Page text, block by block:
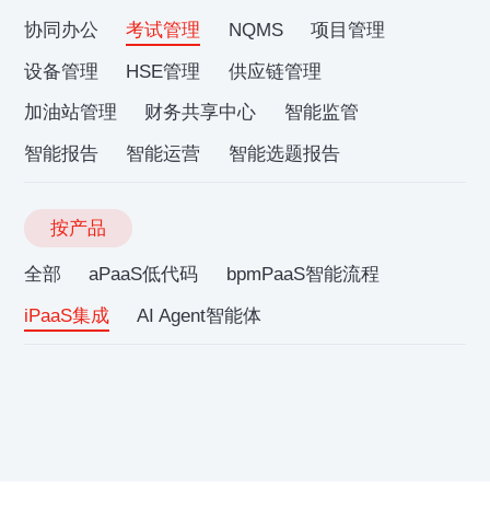
协同办公
考试管理 NQMS
项目管理
设备管理
HSE管理
供应链管理
加油站管理
财务共享中心
智能监管
智能报告
智能运营 智能选题报告
按产品
全部 aPaaS低代码
bpmPaaS智能流程
iPaaS集成
AI Agent智能体